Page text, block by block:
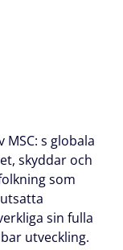
s globala
skyddar och
som
sin fulla
utveckling.